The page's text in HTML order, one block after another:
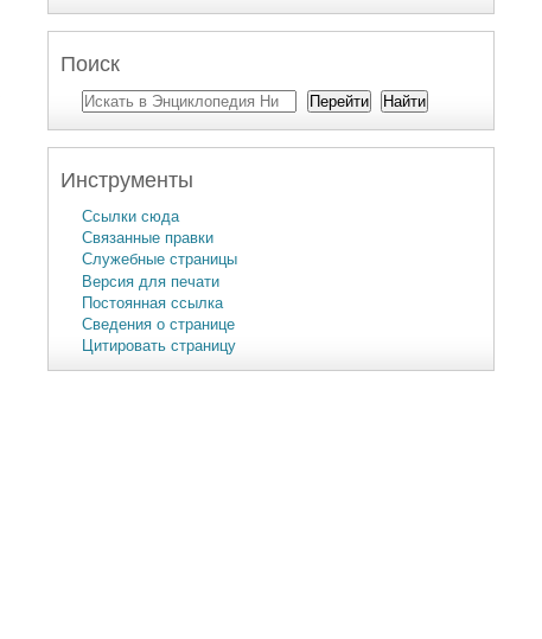
Поиск
Инструменты
Ссылки сюда
Связанные правки
Служебные страницы
Версия для печати
Постоянная ссылка
Сведения о странице
Цитировать страницу